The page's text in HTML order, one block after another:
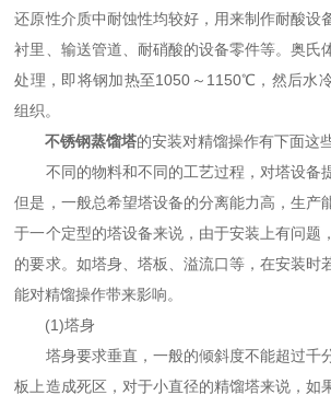
还原性介质中耐蚀性均较好，用来制作耐酸设
衬里、输送管道、耐硝酸的设备零件等。奥氏
处理，即将钢加热至1050～1150℃，然后水
组织。
不锈钢蒸馏塔的安装对精馏操作有下面这
不同的物料和不同的工艺过程，对塔设备提
但是，一般总希望塔设备的分离能力高，生产
于一个定型的塔设备来说，由于安装上有问题
的要求。如塔身、塔板、溢流口等，在安装时
能对精馏操作带来影响。
(1)塔身
塔身要求垂直，一般的倾斜度不能超过千
板上造成死区，对于小直径的精馏塔来说，如